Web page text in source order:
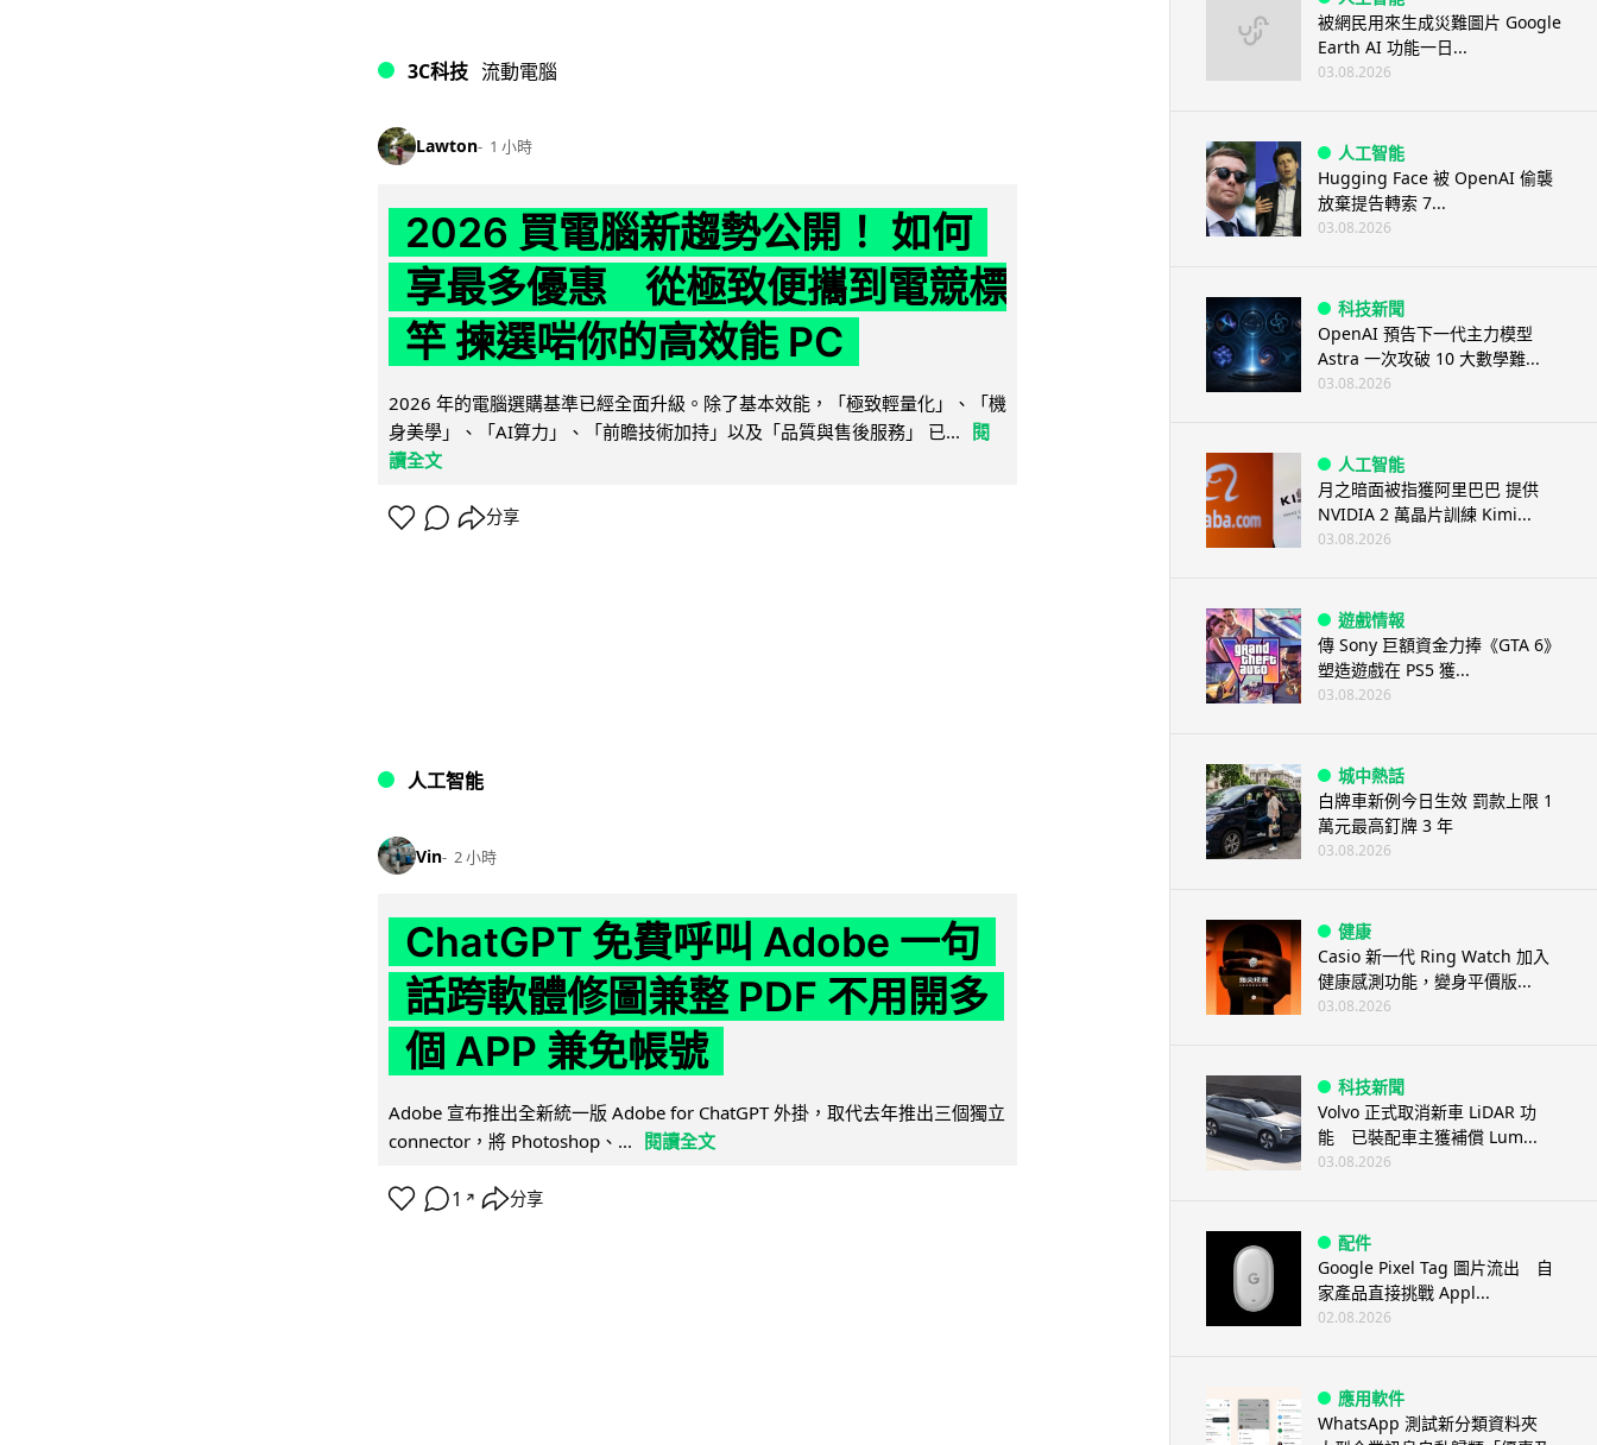
3C科技 流動電腦
Lawton 1 小時
2026 買電腦新趨勢公開！ 如何
享最多優惠 從極致便攜到電競標
竿 揀選啱你的高效能 PC
2026 年的電腦選購基準已經全面升級。除了基本效能，「極致輕量化」、「機
身美學」、「AI算力」、「前瞻技術加持」以及「品質與售後服務」 已... 閱
讀全文
分享
人工智能
Vin 2 小時
ChatGPT 免費呼叫 Adobe 一句
話跨軟體修圖兼整 PDF 不用開多
個 APP 兼免帳號
Adobe 宣布推出全新統一版 Adobe for ChatGPT 外掛，取代去年推出三個獨立
connector，將 Photoshop、...
閱讀全文
1 ↗ 分享
被網民用來生成災難圖片 Google
Earth AI 功能一日...
03.08.2026
人工智能
Hugging Face 被 OpenAI 偷襲
放棄提告轉索 7...
03.08.2026
科技新聞
OpenAI 預告下一代主力模型
Astra 一次攻破 10 大數學難...
03.08.2026
人工智能
月之暗面被指獲阿里巴巴 提供
NVIDIA 2 萬晶片訓練 Kimi...
03.08.2026
遊戲情報
傳 Sony 巨額資金力捧《GTA 6》
塑造遊戲在 PS5 獲...
03.08.2026
城中熱話
白牌車新例今日生效 罰款上限 1
萬元最高釘牌 3 年
03.08.2026
健康
Casio 新一代 Ring Watch 加入
健康感測功能，變身平價版...
03.08.2026
科技新聞
Volvo 正式取消新車 LiDAR 功
能 已裝配車主獲補償 Lum...
03.08.2026
配件
Google Pixel Tag 圖片流出 自
家產品直接挑戰 Appl...
02.08.2026
應用軟件
WhatsApp 測試新分類資料夾